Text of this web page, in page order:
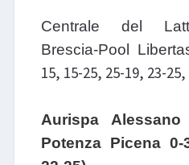
Centrale del
Brescia-Pool
15, 15-25, 25-19, 23-25,
Aurispa
Potenza Picena 0-